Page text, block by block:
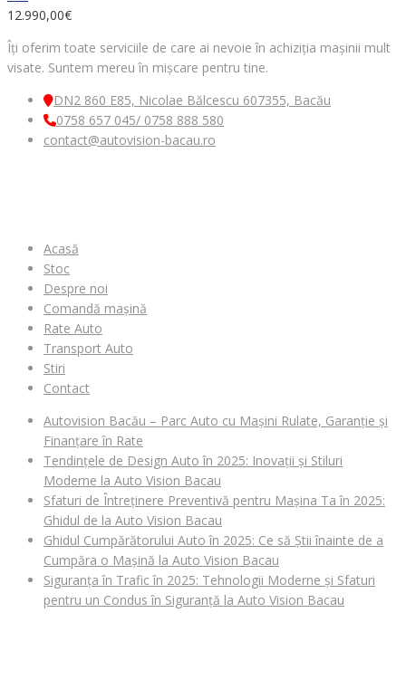
12.990,00€
Îți oferim toate serviciile de care ai nevoie în achiziția mașinii mult
visate. Suntem mereu în mișcare pentru tine.
DN2 860 E85, Nicolae Bălcescu 607355, Bacău
0758 657 045/ 0758 888 580
contact@autovision-bacau.ro
Acasă
Stoc
Despre noi
Comandă mașină
Rate Auto
Transport Auto
Stiri
Contact
Autovision Bacău – Parc Auto cu Mașini Rulate, Garanție și
Finanțare în Rate
Tendințele de Design Auto în 2025: Inovații și Stiluri
Moderne la Auto Vision Bacau
Sfaturi de Întreținere Preventivă pentru Mașina Ta în 2025:
Ghidul de la Auto Vision Bacau
Ghidul Cumpărătorului Auto în 2025: Ce să Știi înainte de a
Cumpăra o Mașină la Auto Vision Bacau
Siguranța în Trafic în 2025: Tehnologii Moderne și Sfaturi
pentru un Condus în Siguranță la Auto Vision Bacau